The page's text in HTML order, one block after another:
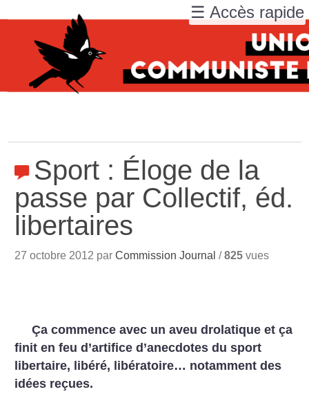
Sport : Éloge de la
passe par Collectif, éd.
libertaires
27 octobre 2012 parCommission Journal /825 vues
Ça commence avec un aveu drolatique et ça
finit en feu d’artifice d’anecdotes du sport
libertaire, libéré, libératoire… notamment des
idées reçues.
☰ Accès rapide